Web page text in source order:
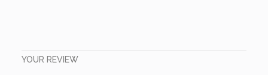
YOUR REVIEW